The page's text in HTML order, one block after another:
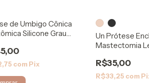
de Umbigo Cônica
Silicone Grau
com Pix
Un Prótese
Mastectomia
R$35,00
R$33,25 com